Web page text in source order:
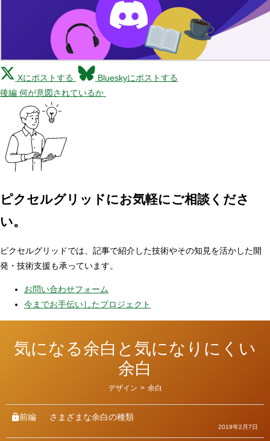
Xにポストする
Blueskyにポストする
後編 何が意図されているか
ピクセルグリッドにお気軽にご相談くださ
い。
ピクセルグリッドでは、記事で紹介した技術やその知見を活かした開
発・技術支援も承っています。
お問い合わせフォーム
今までお手伝いしたプロジェクト
気になる余白と気になりにくい
余白
カ
ゴ
ー
デザイン > 余白
前編 さまざまな余白の種類
2019年2月7日